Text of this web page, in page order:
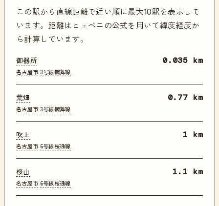
この駅から直線距離で近い順に最大10駅を表示して
います。距離はヒュベニの公式を用いて緯度経度か
ら計算しています。
御器所
名古屋市 3号線鶴舞線
0.035 km
荒畑
名古屋市 3号線鶴舞線
0.77 km
吹上
名古屋市 6号線桜通線
1 km
桜山
名古屋市 6号線桜通線
1.1 km